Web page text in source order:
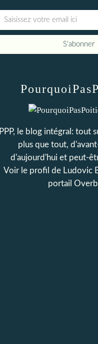
PPP, le blog intégral: tout
plus que tout,
d'aujourd'hui et peut-
Voir le profil de Ludovic
portail